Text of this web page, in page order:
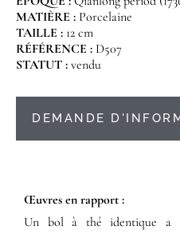
MATIÈRE : Porcelaine
TAILLE : 12 cm
RÉFÉRENCE : D507
STATUT : vendu
DEMANDE
Œuvres en rapport :​
Un bol à thé identique a